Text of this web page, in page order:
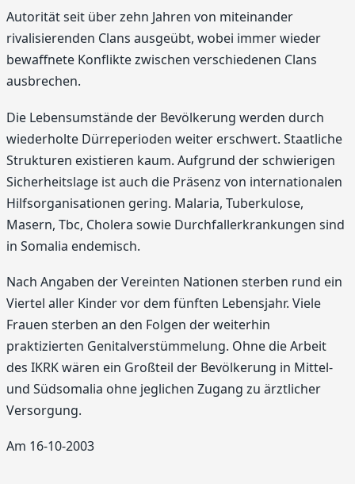
Autorität seit über zehn Jahren von miteinander
rivalisierenden Clans ausgeübt, wobei immer wieder
bewaffnete Konflikte zwischen verschiedenen Clans
ausbrechen.
Die Lebensumstände der Bevölkerung werden durch
wiederholte Dürreperioden weiter erschwert. Staatliche
Strukturen existieren kaum. Aufgrund der schwierigen
Sicherheitslage ist auch die Präsenz von internationalen
Hilfsorganisationen gering. Malaria, Tuberkulose,
Masern, Tbc, Cholera sowie Durchfallerkrankungen sind
in Somalia endemisch.
Nach Angaben der Vereinten Nationen sterben rund ein
Viertel aller Kinder vor dem fünften Lebensjahr. Viele
Frauen sterben an den Folgen der weiterhin
praktizierten Genitalverstümmelung. Ohne die Arbeit
des IKRK wären ein Großteil der Bevölkerung in Mittel-
und Südsomalia ohne jeglichen Zugang zu ärztlicher
Versorgung.
Am 16-10-2003